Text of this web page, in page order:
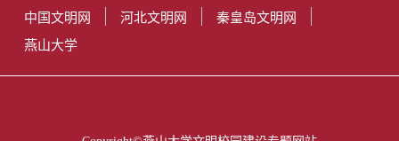
中国文明网 河北文明网
秦皇岛文明网
燕山大学